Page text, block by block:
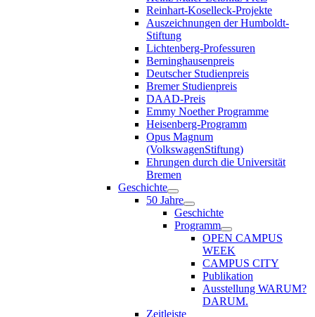
Reinhart-Koselleck-Projekte
Auszeichnungen der Humboldt-
Stiftung
Lichtenberg-Professuren
Berninghausenpreis
Deutscher Studienpreis
Bremer Studienpreis
DAAD-Preis
Emmy Noether Programme
Heisenberg-Programm
Opus Magnum
(VolkswagenStiftung)
Ehrungen durch die Universität
Bremen
Geschichte
50 Jahre
Geschichte
Programm
OPEN CAMPUS
WEEK
CAMPUS CITY
Publikation
Ausstellung WARUM?
DARUM.
Zeitleiste